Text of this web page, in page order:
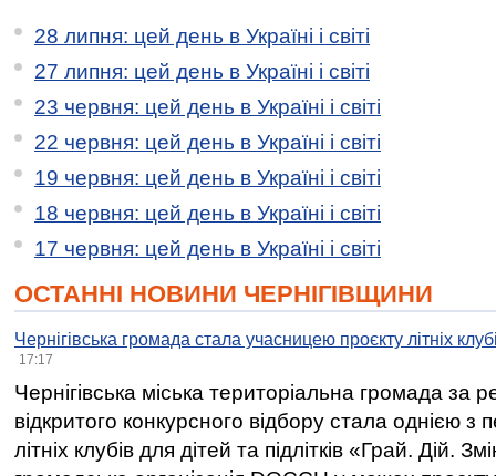
28 липня: цей день в Україні і світі
27 липня: цей день в Україні і світі
23 червня: цей день в Україні і світі
22 червня: цей день в Україні і світі
19 червня: цей день в Україні і світі
18 червня: цей день в Україні і світі
17 червня: цей день в Україні і світі
ОСТАННІ НОВИНИ ЧЕРНІГІВЩИНИ
Чернігівська громада стала учасницею проєкту літніх
17:17
Чернігівська міська територіальна громада за
відкритого конкурсного відбору стала однією
літніх клубів для дітей та підлітків «Грай. Дій.